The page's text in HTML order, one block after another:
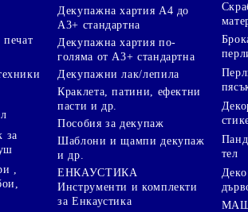
за
,
Декупажна хартия А4 до
А3+ стандартна
Декупажна хартия по-
голяма от А3+ стандартна
Декупажни лак/лепила
Краклета, патини, ефектни
пасти и др.
Пособия за декупаж
Шаблони и щампи декупаж
и др.
ЕНКАУСТИКА
Инструменти и комплекти
за Енкаустика
тел